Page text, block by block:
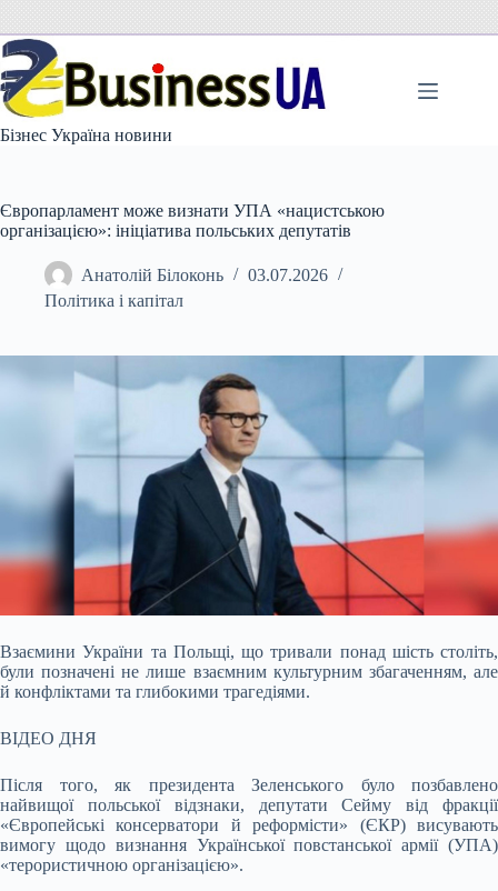
вмісту
Бізнес Україна новини
Європарламент може визнати УПА «нацистською
організацією»: ініціатива польських депутатів
Анатолій Білоконь
03.07.2026
Політика і капітал
Взаємини України та Польщі, що тривали понад шість століть,
були позначені не лише взаємним культурним збагаченням, але
й конфліктами та глибокими трагедіями.
ВІДЕО ДНЯ
Після того, як президента Зеленського було позбавлено
найвищої польської відзнаки, депутати Сейму від фракції
«Європейські консерватори й реформісти» (ЄКР) висувають
вимогу щодо визнання Української повстанської армії (УПА)
«терористичною організацією».